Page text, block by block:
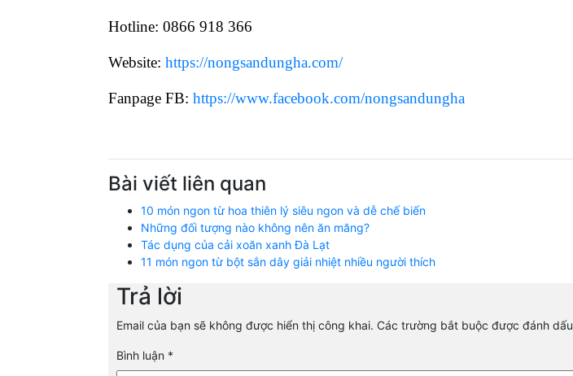
Hotline: 0866 918 366
Website: https://nongsandungha.com/
Fanpage FB: https://www.facebook.com/nongsandungha
Bài viết liên quan
10 món ngon từ hoa thiên lý siêu ngon và dễ chế biến
Những đối tượng nào không nên ăn măng?
Tác dụng của cải xoăn xanh Đà Lạt
11 món ngon từ bột sắn dây giải nhiệt nhiều người thích
Trả lời
Email của bạn sẽ không được hiển thị công khai. Các trường bắt buộc được đánh dấu
Bình luận *